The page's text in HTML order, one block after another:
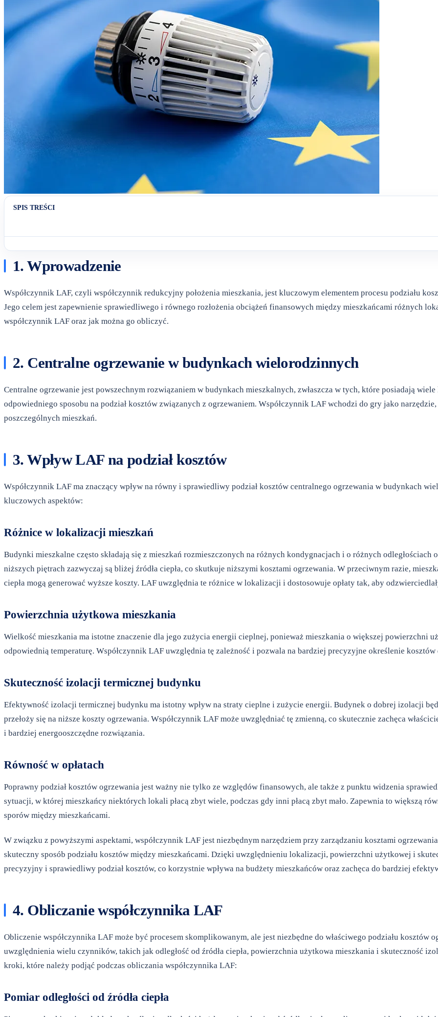
SPIS TREŚCI
1. Wprowadzenie
Współczynnik LAF, czyli współczynnik redukcyjny położenia mieszkania, jest kluczowym elementem procesu podziału
Jego celem jest zapewnienie sprawiedliwego i równego rozłożenia obciążeń finansowych między mieszkańcami różnych
współczynnik LAF oraz jak można go obliczyć.
2. Centralne ogrzewanie w budynkach wielorodzinnych
Centralne ogrzewanie jest powszechnym rozwiązaniem w budynkach mieszkalnych, zwłaszcza w tych, które posiadają
odpowiedniego sposobu na podział kosztów związanych z ogrzewaniem. Współczynnik LAF wchodzi do gry jako
poszczególnych mieszkań.
3. Wpływ LAF na podział kosztów
Współczynnik LAF ma znaczący wpływ na równy i sprawiedliwy podział kosztów centralnego ogrzewania w budynkach
kluczowych aspektów:
Różnice w lokalizacji mieszkań
Budynki mieszkalne często składają się z mieszkań rozmieszczonych na różnych kondygnacjach i o różnych odległościach
niższych piętrach zazwyczaj są bliżej źródła ciepła, co skutkuje niższymi kosztami ogrzewania. W przeciwnym razie,
ciepła mogą generować wyższe koszty. LAF uwzględnia te różnice w lokalizacji i dostosowuje opłaty tak, aby
Powierzchnia użytkowa mieszkania
Wielkość mieszkania ma istotne znaczenie dla jego zużycia energii cieplnej, ponieważ mieszkania o większej powierzchni
odpowiednią temperaturę. Współczynnik LAF uwzględnia tę zależność i pozwala na bardziej precyzyjne określenie
Skuteczność izolacji termicznej budynku
Efektywność izolacji termicznej budynku ma istotny wpływ na straty cieplne i zużycie energii. Budynek o dobrej izolacji
przełoży się na niższe koszty ogrzewania. Współczynnik LAF może uwzględniać tę zmienną, co skutecznie zachęca
i bardziej energooszczędne rozwiązania.
Równość w opłatach
Poprawny podział kosztów ogrzewania jest ważny nie tylko ze względów finansowych, ale także z punktu widzenia
sytuacji, w której mieszkańcy niektórych lokali płacą zbyt wiele, podczas gdy inni płacą zbyt mało. Zapewnia to większą
sporów między mieszkańcami.
W związku z powyższymi aspektami, współczynnik LAF jest niezbędnym narzędziem przy zarządzaniu kosztami
skuteczny sposób podziału kosztów między mieszkańcami. Dzięki uwzględnieniu lokalizacji, powierzchni użytkowej i
precyzyjny i sprawiedliwy podział kosztów, co korzystnie wpływa na budżety mieszkańców oraz zachęca do bardziej
4. Obliczanie współczynnika LAF
Obliczenie współczynnika LAF może być procesem skomplikowanym, ale jest niezbędne do właściwego podziału kosztów
uwzględnienia wielu czynników, takich jak odległość od źródła ciepła, powierzchnia użytkowa mieszkania i skuteczność
kroki, które należy podjąć podczas obliczania współczynnika LAF:
Pomiar odległości od źródła ciepła